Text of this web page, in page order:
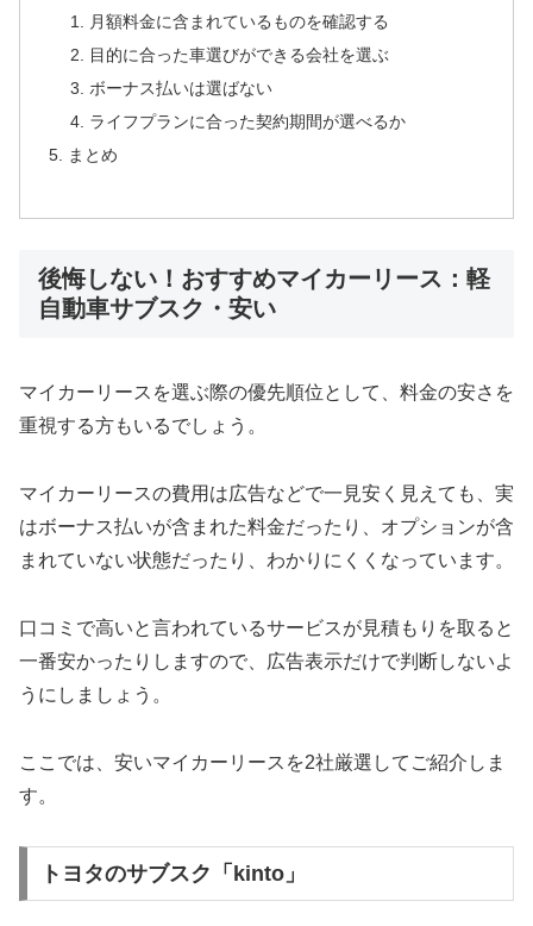
月額料金に含まれているものを確認する
目的に合った車選びができる会社を選ぶ
ボーナス払いは選ばない
ライフプランに合った契約期間が選べるか
まとめ
後悔しない！おすすめマイカーリース：軽
自動車サブスク・安い
マイカーリースを選ぶ際の優先順位として、料金の安さを
重視する方もいるでしょう。
マイカーリースの費用は広告などで一見安く見えても、実
はボーナス払いが含まれた料金だったり、オプションが含
まれていない状態だったり、わかりにくくなっています。
口コミで高いと言われているサービスが見積もりを取ると
一番安かったりしますので、広告表示だけで判断しないよ
うにしましょう。
ここでは、安いマイカーリースを2社厳選してご紹介しま
す。
トヨタのサブスク「kinto」